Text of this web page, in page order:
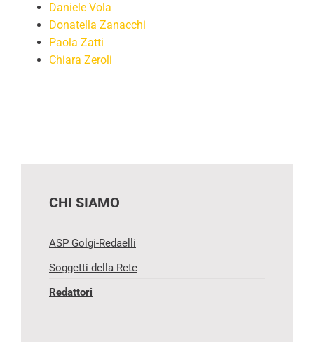
Daniele Vola
Donatella Zanacchi
Paola Zatti
Chiara Zeroli
CHI SIAMO
ASP Golgi-Redaelli
Soggetti della Rete
Redattori